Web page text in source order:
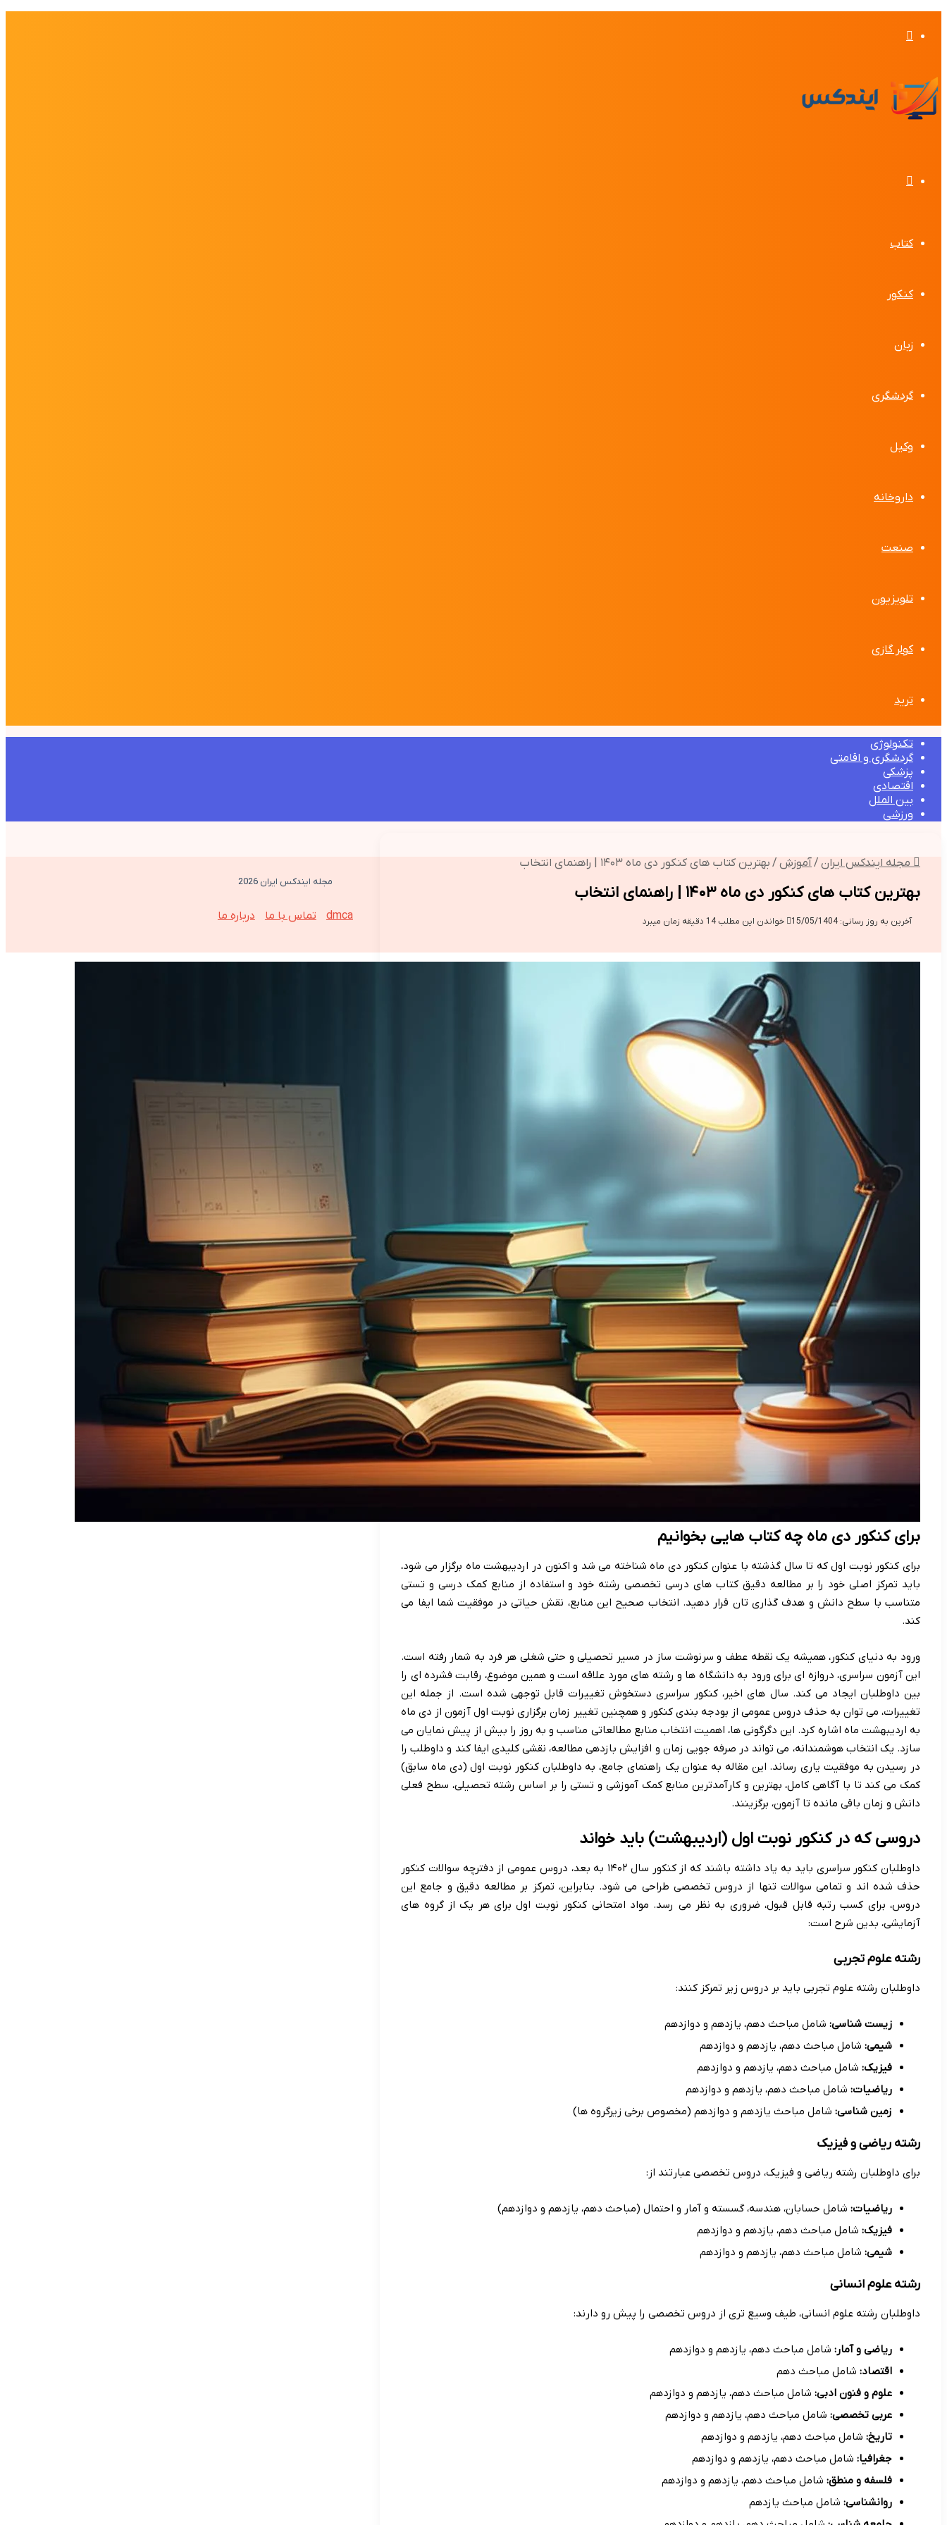
پوسته
کتاب
کنکور
زبان
گردشگری
وکیل
داروخانه
صنعت
تلویزیون
کولر گازی
ترید
تکنولوژی
گردشگری و اقامتی
پزشکی
اقتصادی
بین الملل
ورزشی
مجله ایندکس ایران /آموزش / بهترین کتاب های کنکور دی ماه ۱۴۰۳ | راهنمای انتخاب
بهترین کتاب های کنکور دی ماه ۱۴۰۳ | راهنمای انتخاب
آخرین به روز رسانی: 15/05/1404 خواندن این مطلب 14 دقیقه زمان میبرد
برای کنکور دی ماه چه کتاب هایی بخوانیم
برای کنکور نوبت اول که تا سال گذشته با عنوان کنکور دی ماه شناخته می شد و اکنون در اردیبهشت ماه برگزار می شود،
باید تمرکز اصلی خود را بر مطالعه دقیق کتاب های درسی تخصصی رشته خود و استفاده از منابع کمک درسی و تستی
متناسب با سطح دانش و هدف گذاری تان قرار دهید. انتخاب صحیح این منابع، نقش حیاتی در موفقیت شما ایفا می
کند.
ورود به دنیای کنکور، همیشه یک نقطه عطف و سرنوشت ساز در مسیر تحصیلی و حتی شغلی هر فرد به شمار رفته است.
این آزمون سراسری، دروازه ای برای ورود به دانشگاه ها و رشته های مورد علاقه است و همین موضوع، رقابت فشرده ای را
بین داوطلبان ایجاد می کند. سال های اخیر، کنکور سراسری دستخوش تغییرات قابل توجهی شده است. از جمله این
تغییرات، می توان به حذف دروس عمومی از بودجه بندی کنکور و همچنین تغییر زمان برگزاری نوبت اول آزمون از دی ماه
به اردیبهشت ماه اشاره کرد. این دگرگونی ها، اهمیت انتخاب منابع مطالعاتی مناسب و به روز را بیش از پیش نمایان می
سازد. یک انتخاب هوشمندانه، می تواند در صرفه جویی زمان و افزایش بازدهی مطالعه، نقشی کلیدی ایفا کند و داوطلب را
در رسیدن به موفقیت یاری رساند. این مقاله به عنوان یک راهنمای جامع، به داوطلبان کنکور نوبت اول (دی ماه سابق)
کمک می کند تا با آگاهی کامل، بهترین و کارآمدترین منابع کمک آموزشی و تستی را بر اساس رشته تحصیلی، سطح فعلی
دانش و زمان باقی مانده تا آزمون، برگزینند.
دروسی که در کنکور نوبت اول (اردیبهشت) باید خواند
داوطلبان کنکور سراسری باید به یاد داشته باشند که از کنکور سال ۱۴۰۲ به بعد، دروس عمومی از دفترچه سوالات کنکور
حذف شده اند و تمامی سوالات تنها از دروس تخصصی طراحی می شود. بنابراین، تمرکز بر مطالعه دقیق و جامع این
دروس، برای کسب رتبه قابل قبول، ضروری به نظر می رسد. مواد امتحانی کنکور نوبت اول برای هر یک از گروه های
آزمایشی، بدین شرح است:
رشته علوم تجربی
داوطلبان رشته علوم تجربی باید بر دروس زیر تمرکز کنند:
زیست شناسی: شامل مباحث دهم، یازدهم و دوازدهم
شیمی: شامل مباحث دهم، یازدهم و دوازدهم
فیزیک: شامل مباحث دهم، یازدهم و دوازدهم
ریاضیات: شامل مباحث دهم، یازدهم و دوازدهم
زمین شناسی: شامل مباحث یازدهم و دوازدهم (مخصوص برخی زیرگروه ها)
رشته ریاضی و فیزیک
برای داوطلبان رشته ریاضی و فیزیک، دروس تخصصی عبارتند از:
ریاضیات: شامل حسابان، هندسه، گسسته و آمار و احتمال (مباحث دهم، یازدهم و دوازدهم)
فیزیک: شامل مباحث دهم، یازدهم و دوازدهم
شیمی: شامل مباحث دهم، یازدهم و دوازدهم
رشته علوم انسانی
داوطلبان رشته علوم انسانی، طیف وسیع تری از دروس تخصصی را پیش رو دارند:
ریاضی و آمار: شامل مباحث دهم، یازدهم و دوازدهم
اقتصاد: شامل مباحث دهم
علوم و فنون ادبی: شامل مباحث دهم، یازدهم و دوازدهم
عربی تخصصی: شامل مباحث دهم، یازدهم و دوازدهم
تاریخ: شامل مباحث دهم، یازدهم و دوازدهم
جغرافیا: شامل مباحث دهم، یازدهم و دوازدهم
فلسفه و منطق: شامل مباحث دهم، یازدهم و دوازدهم
روانشناسی: شامل مباحث یازدهم
مجله ایندکس ایران 2026
dmca تماس با ما درباره ما